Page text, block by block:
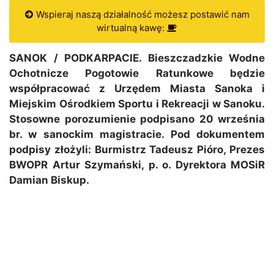
Wspieraj naszą działalność możesz postawić nam
wirtualną kawę:
SANOK / PODKARPACIE. Bieszczadzkie Wodne
Ochotnicze Pogotowie Ratunkowe będzie
współpracować z Urzędem Miasta Sanoka i
Miejskim Ośrodkiem Sportu i Rekreacji w Sanoku.
Stosowne porozumienie podpisano 20 września
br. w sanockim magistracie. Pod dokumentem
podpisy złożyli: Burmistrz Tadeusz Pióro, Prezes
BWOPR Artur Szymański, p. o. Dyrektora MOSiR
Damian Biskup.